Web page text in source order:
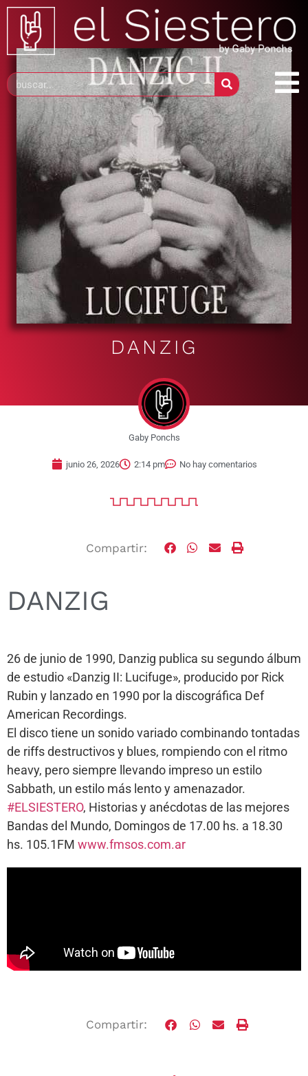
DANZIG
Gaby Ponchs
junio 26, 2026 2:14 pm No hay comentarios
Compartir:
DANZIG
26 de junio de 1990, Danzig publica su segundo álbum
de estudio «Danzig II: Lucifuge», producido por Rick
Rubin y lanzado en 1990 por la discográfica Def
American Recordings.
El disco tiene un sonido variado combinando tontadas
de riffs destructivos y blues, rompiendo con el ritmo
heavy, pero siempre llevando impreso un estilo
Sabbath, un estilo más lento y amenazador.
#ELSIESTERO, Historias y anécdotas de las mejores
Bandas del Mundo, Domingos de 17.00 hs. a 18.30
hs. 105.1FM www.fmsos.com.ar
Compartir: